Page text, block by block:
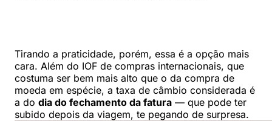
Tirando a praticidade, porém, essa é a opção mais
cara. Além do IOF de compras internacionais, que
costuma ser bem mais alto que o da compra de
moeda em espécie, a taxa de câmbio considerada é
a do dia do fechamento da fatura — que pode ter
subido depois da viagem, te pegando de surpresa.